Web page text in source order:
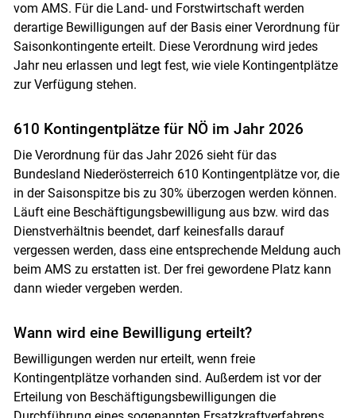
Skip to main content
vom AMS. Für die Land- und Forstwirtschaft werden
derartige Bewilligungen auf der Basis einer Verordnung für
Saisonkontingente erteilt. Diese Verordnung wird jedes
Jahr neu erlassen und legt fest, wie viele Kontingentplätze
zur Verfügung stehen.
610 Kontingentplätze für NÖ im Jahr 2026
Die Verordnung für das Jahr 2026 sieht für das
Bundesland Niederösterreich 610 Kontingentplätze vor, die
in der Saisonspitze bis zu 30% überzogen werden können.
Läuft eine Beschäftigungsbewilligung aus bzw. wird das
Dienstverhältnis beendet, darf keinesfalls darauf
vergessen werden, dass eine entsprechende Meldung auch
beim AMS zu erstatten ist. Der frei gewordene Platz kann
dann wieder vergeben werden.
Wann wird eine Bewilligung erteilt?
Bewilligungen werden nur erteilt, wenn freie
Kontingentplätze vorhanden sind. Außerdem ist vor der
Erteilung von Beschäftigungsbewilligungen die